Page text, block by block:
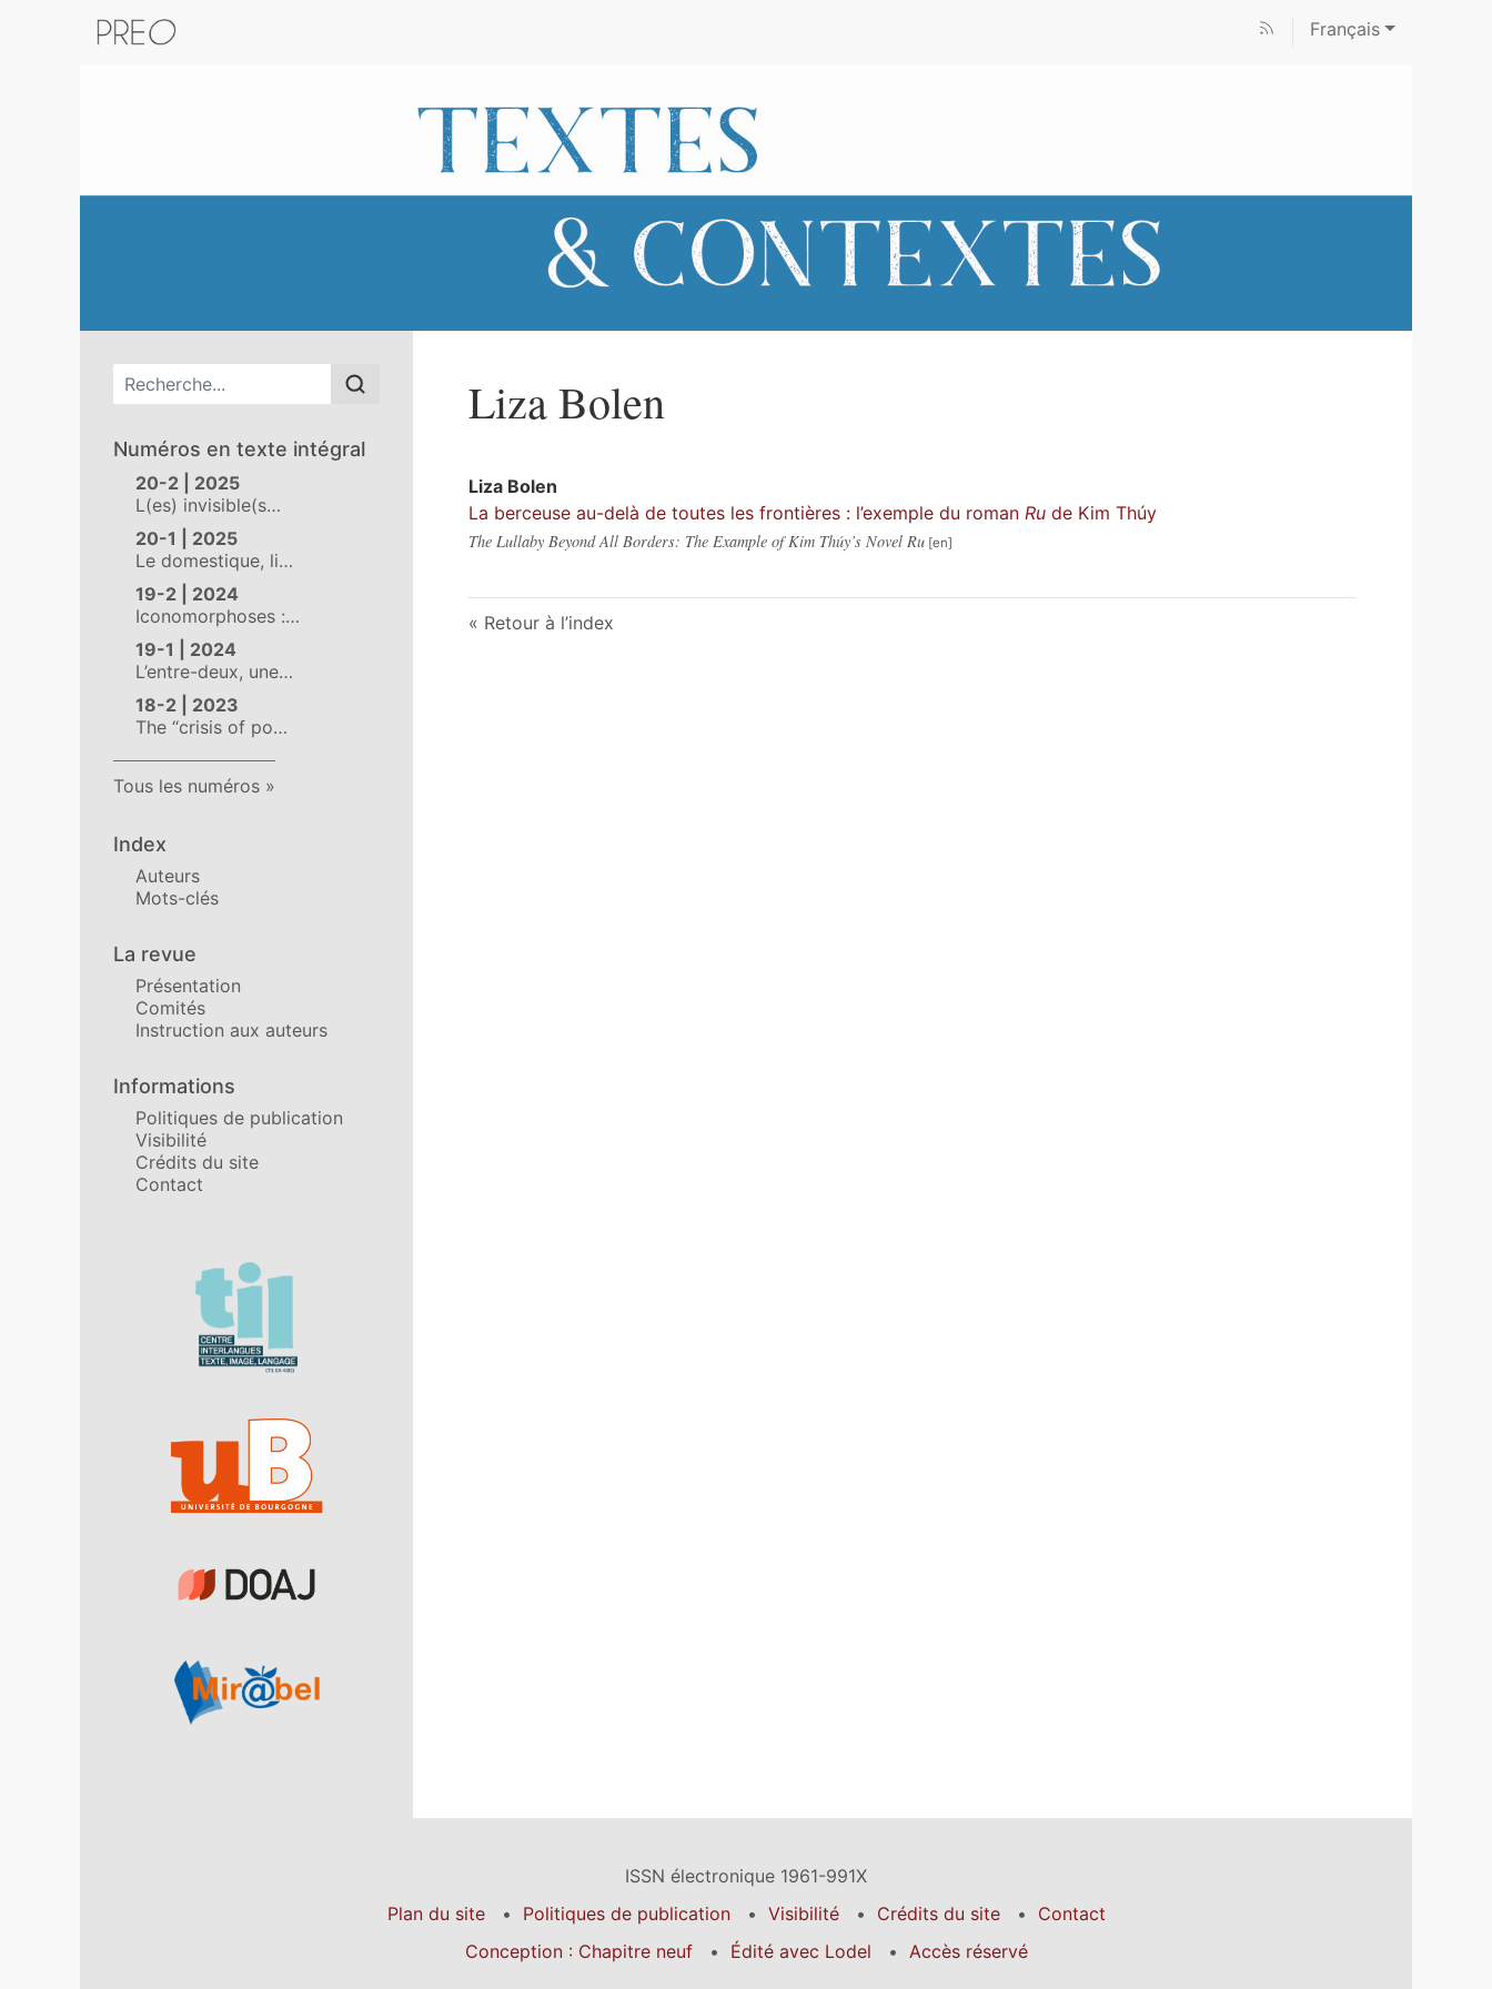
Français
Menu principal
Numéros en texte intégral
20-2 | 2025
L(es) invisible(s…
20-1 | 2025
Le domestique, li…
19-2 | 2024
Iconomorphoses :…
19-1 | 2024
L’entre-deux, une…
18-2 | 2023
The “crisis of po…
Tous les numéros
Index
Auteurs
Mots-clés
La revue
Présentation
Comités
Instruction aux auteurs
Informations
Politiques de publication
Visibilité
Crédits du site
Contact
Affiliations/partenaires
LizaBolen
Liza Bolen
La berceuse au-delà de toutes les frontières : l’exemple du roman Ru de Kim Thúy
The Lullaby Beyond All Borders: The Example of Kim Thúy’s Novel Ru
Retour à l’index
ISSN électronique 1961-991X
Plan du site
Politiques de publication Visibilité Crédits du site
Contact
Conception : Chapitre neuf
Édité avec Lodel Accès réservé